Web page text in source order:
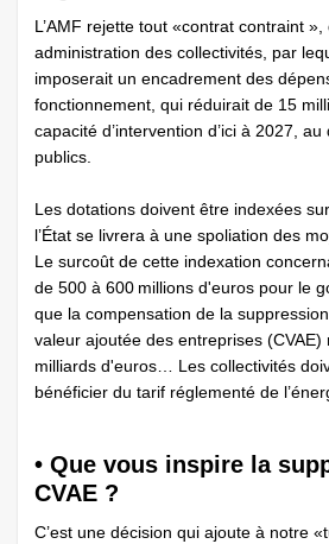
L’AMF rejette tout «contrat contraint
administration des collectivités, par
imposerait un encadrement des
fonctionnement, qui réduirait de 15
capacité d’intervention d’ici à 2027,
publics.
Les dotations doivent être indexées
l’État se livrera à une spoliation des
Le surcoût de cette indexation
de 500 à 600 millions d'euros pour le
que la compensation de la
valeur ajoutée des entreprises (CVAE)
milliards d'euros… Les collectivités
bénéficier du tarif réglementé de
• Que vous inspire la
CVAE ?
C’est une décision qui ajoute à notre